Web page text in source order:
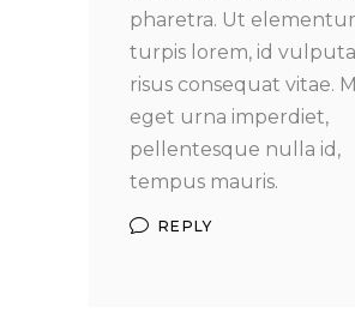
pharetra. Ut
turpis lorem, id
risus consequat vitae.
eget urna imperdiet,
pellentesque nulla id,
tempus mauris.
REPLY